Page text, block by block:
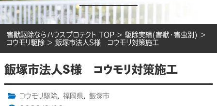
害獣駆除ならハウスプロテクト TOP > 駆除実績(害獣・害虫別) >
コウモリ駆除 > 飯塚市法人S様 コウモリ対策施工
飯塚市法人S様 コウモリ対策施工
コウモリ駆除, 福岡県,
飯塚市